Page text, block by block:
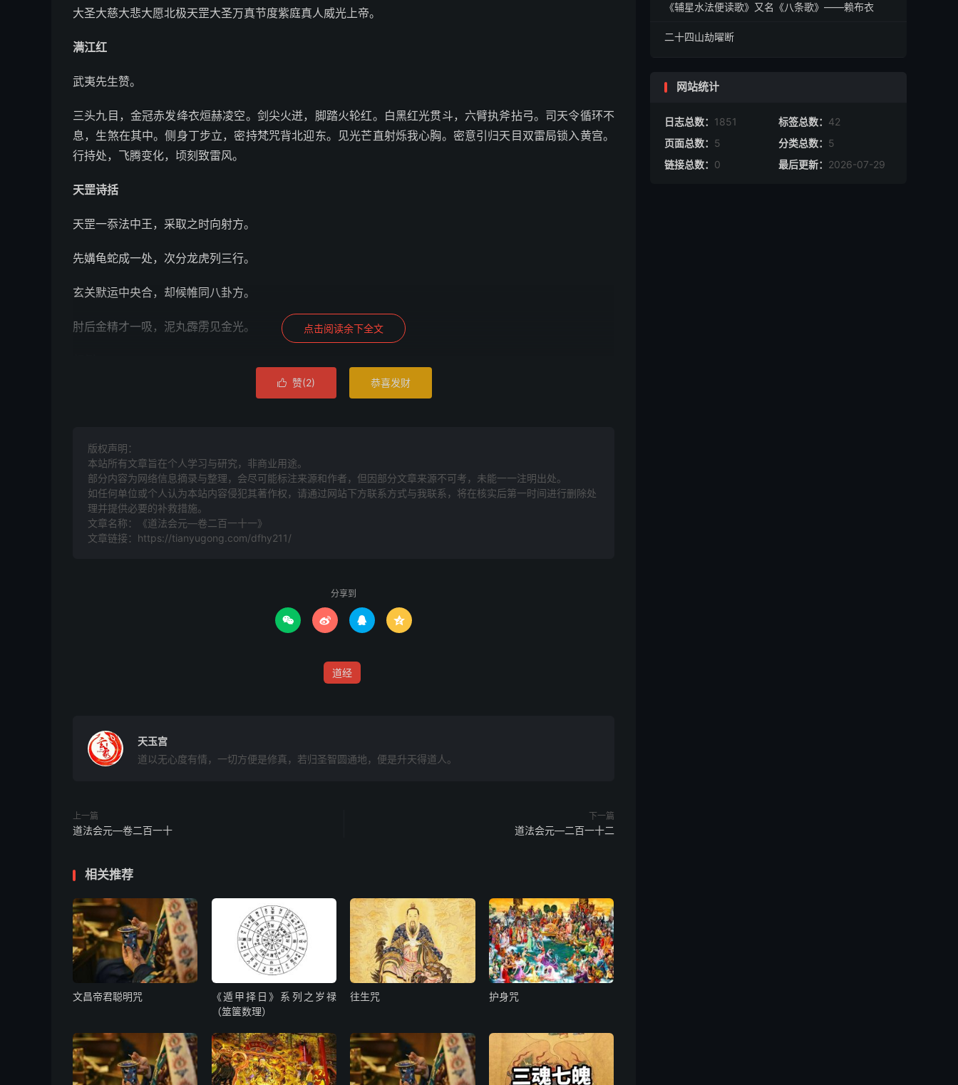
大圣大慈大悲大愿北极天罡大圣万真节度紫庭真人威光上帝。
满江红
武夷先生赞。
三头九目，金冠赤发绛衣烜赫凌空。剑尖火迸，脚踏火轮红。白黑红光贯斗，六臂执斧拈弓。司天令循环不
息，生煞在其中。侧身丁步立，密持梵咒背北迎东。见光芒直射烁我心胸。密意引归天目双雷局锁入黄宫。
行持处，飞腾变化，顷刻致雷风。
天罡诗括
天罡一忝法中王，采取之时向射方。
先媾龟蛇成一处，次分龙虎列三行。
玄关默运中央合，却候帷同八卦方。
肘后金精才一吸，泥丸霹雳见金光。
月月常加戌，时时见破军。破军前一位，誓愿不传人。才交中气候，便来亥上寻。有人能晓此，掌上起风
逐月至月建上起戌，至本时，念咒，凝神剔罡斗，取炁归祖宫混合。咒云：
天帝释章，佩带天罡。五方凶恶之鬼，何不消亡。飞仙一吸，万鬼伏藏。掐辰文，念唵吽吽喗□哒哩娑诃。
三遍。赤阳三五至尔摄。阳日掐辰成斗剔，阴日掐戌辰斗剔。
右七字斗，剔向天罡所指之方，存七星如椀大，金光灼灼，去魒星一丈远，有一星，正是天罡之星。相貌服
天罡钦吸摄。一炁七次。钦吸天罡摄。一炁七遍。
日魂朱景，照韬绿映。回霞赤童，玄炎标象。奔风郁仪，赤光炳焕。唵郁畔□□，真人元晖。唵嚩咽啰喗哔
向太阳，日出之时，叩齿九通，心存太阳帝君在日光中。心礼九拜，念：
郁离贞。九遍。以舌尖同目光书令吐去。念：晅晘。卯文。吸九芒红金光之炁咽归心宫，入金田混合。再
月魄叆萧芬艳翳寥。宛延灵兰，郁华结翘。淳金清莹艮容素标。唵□□□□哼□鉴唵嚩明啰□啰娑婆萨诃。
朒朓。酉文。吸十芒白玉光炁流入肾宫，入丹田混合。三炁归玉堂，媾合为一金团。凡欲书符治病，无施不
可。
书符启请仪
伏以天之高，星之远，有祷皆通。福可祝，祸可禳，无求弗应。臣某谨焚真香，志心奏启祖师北极天罡大圣
万真节度紫庭真人威光上帝，天宫主照某本命星君，斗中解厄诸大灵官，天医赵许二元帅，百药治病李朱二
点击阅读余下全文
 赞(2) 恭喜发财
版权声明：
本站所有文章旨在个人学习与研究，非商业用途。
部分内容为网络信息摘录与整理，会尽可能标注来源和作者，但因部分文章来源不可考，未能一一注明出处。
如任何单位或个人认为本站内容侵犯其著作权，请通过网站下方联系方式与我联系​​，将在核实后第一时间进行删除处
理并提供必要的补救措施。
文章名称：《道法会元—卷二百一十一》
文章链接： https://tianyugong.com/dfhy211/
分享到
   
道经
天玉宫
道以无心度有情，一切方便是修真，若归圣智圆通地，便是升天得道人。
上一篇
道法会元—卷二百一十
下一篇
道法会元—二百一十二
相关推荐
文昌帝君聪明咒
《遁甲择日》系列之岁禄
（筮箧数理）
往生咒 护身咒
《辅星水法便读歌》又名《八条歌》——赖布衣
二十四山劫曜断
网站统计
日志总数： 1851 标签总数： 42
页面总数： 5 分类总数： 5
链接总数： 0 最后更新： 2026-07-29